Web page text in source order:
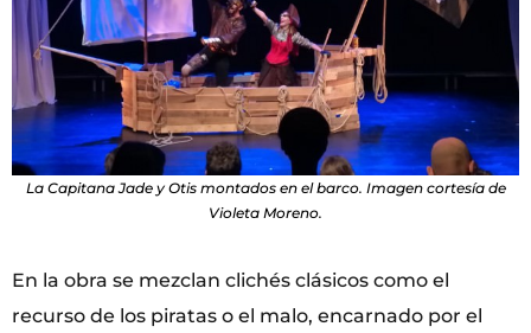
La Capitana Jade y Otis montados en el barco. Imagen cortesía de
Violeta Moreno.
En la obra se mezclan clichés clásicos como el
recurso de los piratas o el malo, encarnado por el